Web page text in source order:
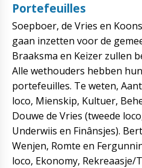
Portefeuilles
Soepboer, de Vries en
gaan inzetten voor de
Braaksma en Keizer zullen
Alle wethouders hebben hun
portefeuilles. Te weten,
loco, Mienskip, Kultuer,
Douwe de Vries (tweede
Underwiis en Finânsjes).
Wenjen, Romte en
loco, Ekonomy,